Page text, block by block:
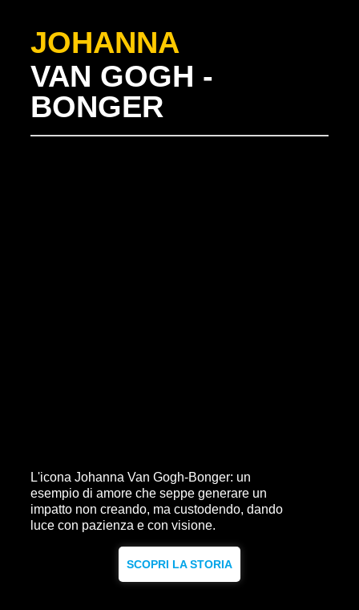
JOHANNA
VAN GOGH -
BONGER
L'icona Johanna Van Gogh-Bonger: un
esempio di amore che seppe generare un
impatto non creando, ma custodendo, dando
luce con pazienza e con visione.
SCOPRI LA STORIA